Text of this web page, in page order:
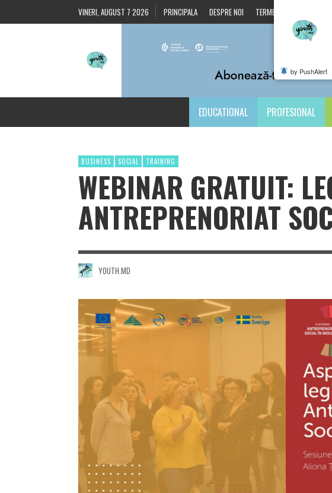
VINERI, AUGUST 7 2026 PRINCIPALA DESPRE NOI TERMENI ȘI CONDIȚII
EDUCATIONAL PROFESIONAL
BUSINESS SOCIAL TRAINING
WEBINAR GRATUIT:
ANTREPRENORIAT
YOUTH.MD
by PushAlert